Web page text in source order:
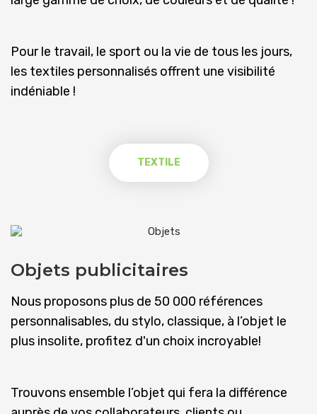
Pour le travail, le sport ou la vie de tous les jours,
les textiles personnalisés offrent une visibilité
indéniable !
TEXTILE
Objets publicitaires
Nous proposons plus de 50 000 références
personnalisables, du stylo, classique, à l’objet le
plus insolite, profitez d'un choix incroyable!
Trouvons ensemble l’objet qui fera la différence